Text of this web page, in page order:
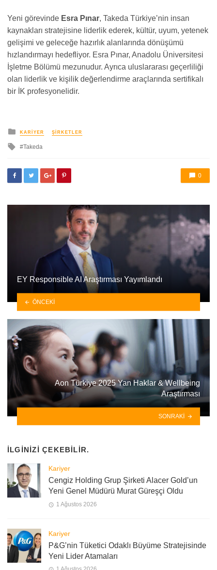
Yeni görevinde Esra Pınar, Takeda Türkiye’nin insan
kaynakları stratejisine liderlik ederek, kültür, uyum, yetenek
gelişimi ve geleceğe hazırlık alanlarında dönüşümü
hızlandırmayı hedefliyor. Esra Pınar, Anadolu Üniversitesi
İşletme Bölümü mezunudur. Ayrıca uluslararası geçerliliği
olan liderlik ve kişilik değerlendirme araçlarında sertifikalı
bir İK profesyonelidir.
yayınlanan
KARIYER ŞIRKETLER
ileTakeda
0
EY Responsible AI Araştırması Yayımlandı
ÖNCEKI
Aon Türkiye 2025 Yan Haklar & Wellbeing
Araştırması
SONRAKI
İLGINIZI ÇEKEBILIR.
Kariyer
Cengiz Holding Grup Şirketi Alacer Gold’un
Yeni Genel Müdürü Murat Güreşçi Oldu
1 Ağustos 2026
Kariyer
P&G’nin Tüketici Odaklı Büyüme Stratejisinde
Yeni Lider Atamaları